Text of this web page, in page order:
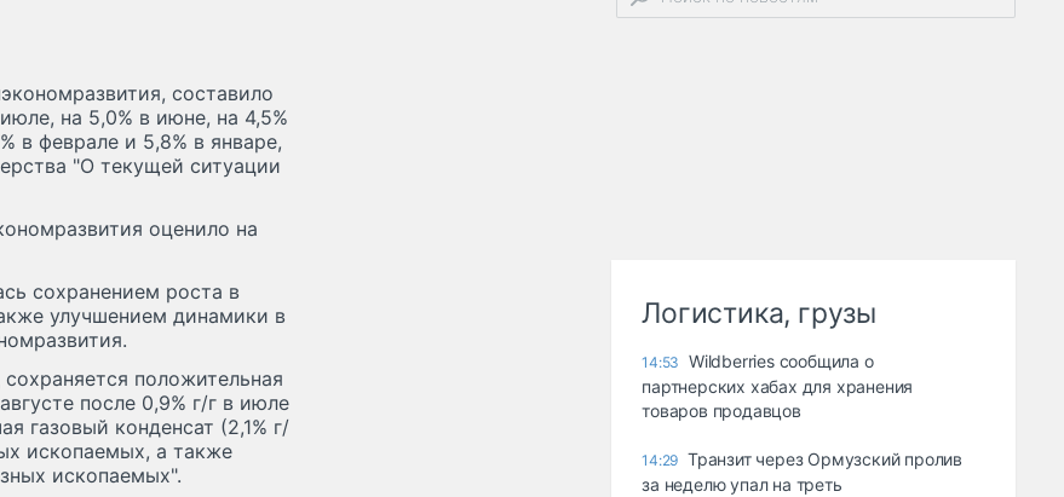
составило
на 5,0% в июне, на 4,5%
в феврале и 5,8% в январе,
"О текущей ситуации
оценило на
сохранением роста в
улучшением динамики в
положительная
после 0,9% г/г в июле
газовый конденсат (2,1% г/
ископаемых, а также
ископаемых".
Логистика, грузы
14:53
Wildberries сообщила о
партнерских хабах для хранения
товаров продавцов
14:29 Транзит через Ормузский пролив
за неделю упал на треть